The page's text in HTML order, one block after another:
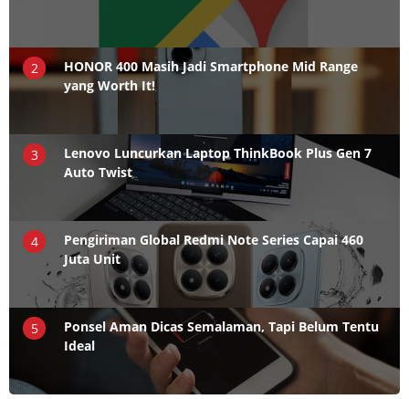
2
HONOR 400 Masih Jadi Smartphone Mid Range
yang Worth It!
3
Lenovo Luncurkan Laptop ThinkBook Plus Gen 7
Auto Twist
4
Pengiriman Global Redmi Note Series Capai 460
Juta Unit
5
Ponsel Aman Dicas Semalaman, Tapi Belum Tentu
Ideal